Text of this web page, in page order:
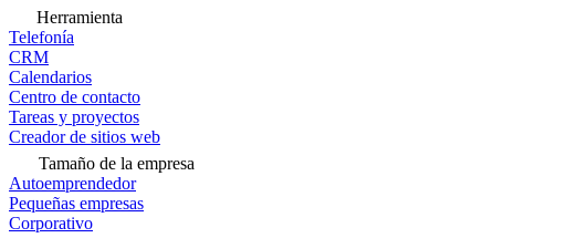
Herramienta
Telefonía
CRM
Calendarios
Centro de contacto
Tareas y proyectos
Creador de sitios web
Tamaño de la empresa
Autoemprendedor
Pequeñas empresas
Corporativo